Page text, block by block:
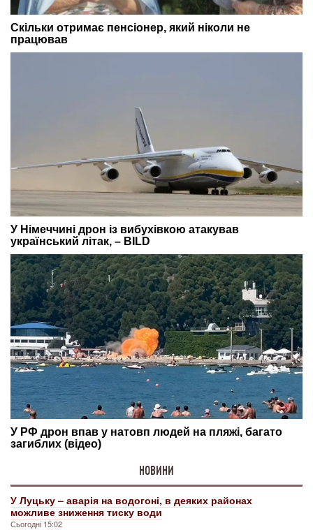
НОВИНИ
У Луцьку – аварія на водогоні, в деяких районах
можливе зниження тиску води
Сьогодні 15:02